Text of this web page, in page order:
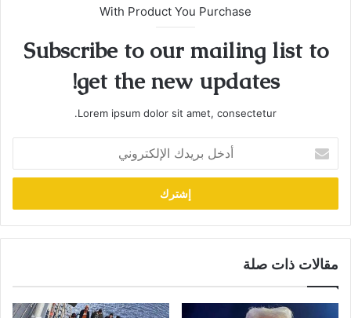
With Product You Purchase
Subscribe to our mailing list to
get the new updates!
Lorem ipsum dolor sit amet, consectetur.
بريدك
الإلكتروني
مقالات ذات صلة